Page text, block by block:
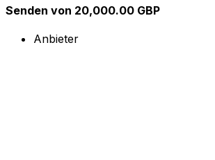
Senden von 20,000.00 GBP
Anbieter